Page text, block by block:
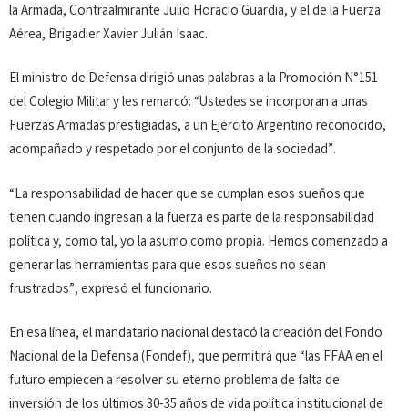
la Armada, Contraalmirante Julio Horacio Guardia, y el de la Fuerza
Aérea, Brigadier Xavier Julián Isaac.
El ministro de Defensa dirigió unas palabras a la Promoción N°151
del Colegio Militar y les remarcó: “Ustedes se incorporan a unas
Fuerzas Armadas prestigiadas, a un Ejército Argentino reconocido,
acompañado y respetado por el conjunto de la sociedad”.
“La responsabilidad de hacer que se cumplan esos sueños que
tienen cuando ingresan a la fuerza es parte de la responsabilidad
política y, como tal, yo la asumo como propia. Hemos comenzado a
generar las herramientas para que esos sueños no sean
frustrados”, expresó el funcionario.
En esa línea, el mandatario nacional destacó la creación del Fondo
Nacional de la Defensa (Fondef), que permitirá que “las FFAA en el
futuro empiecen a resolver su eterno problema de falta de
inversión de los últimos 30-35 años de vida política institucional de